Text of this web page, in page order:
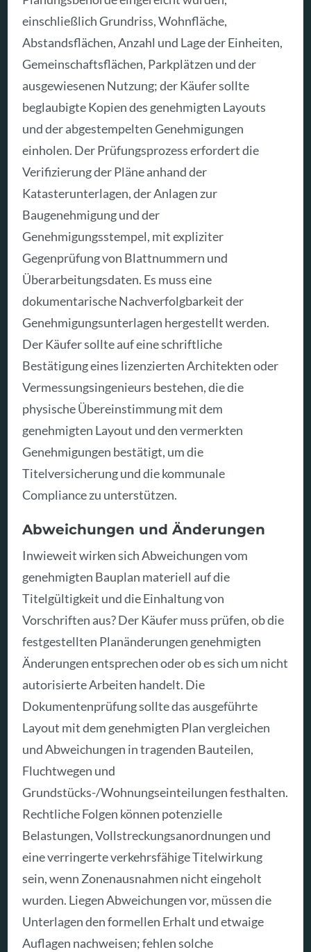
einschließlich Grundriss, Wohnfläche,
Abstandsflächen, Anzahl und Lage der Einheiten,
Gemeinschaftsflächen, Parkplätzen und der
ausgewiesenen Nutzung; der Käufer sollte
beglaubigte Kopien des genehmigten Layouts
und der abgestempelten Genehmigungen
einholen. Der Prüfungsprozess erfordert die
Verifizierung der Pläne anhand der
Katasterunterlagen, der Anlagen zur
Baugenehmigung und der
Genehmigungsstempel, mit expliziter
Gegenprüfung von Blattnummern und
Überarbeitungsdaten. Es muss eine
dokumentarische Nachverfolgbarkeit der
Genehmigungsunterlagen hergestellt werden.
Der Käufer sollte auf eine schriftliche
Bestätigung eines lizenzierten Architekten oder
Vermessungsingenieurs bestehen, die die
physische Übereinstimmung mit dem
genehmigten Layout und den vermerkten
Genehmigungen bestätigt, um die
Titelversicherung und die kommunale
Compliance zu unterstützen.
Abweichungen und Änderungen
Inwieweit wirken sich Abweichungen vom
genehmigten Bauplan materiell auf die
Titelgültigkeit und die Einhaltung von
Vorschriften aus? Der Käufer muss prüfen, ob die
festgestellten Planänderungen genehmigten
Änderungen entsprechen oder ob es sich um nicht
autorisierte Arbeiten handelt. Die
Dokumentenprüfung sollte das ausgeführte
Layout mit dem genehmigten Plan vergleichen
und Abweichungen in tragenden Bauteilen,
Fluchtwegen und
Grundstücks-/Wohnungseinteilungen festhalten.
Rechtliche Folgen können potenzielle
Belastungen, Vollstreckungsanordnungen und
eine verringerte verkehrsfähige Titelwirkung
sein, wenn Zonenausnahmen nicht eingeholt
wurden. Liegen Abweichungen vor, müssen die
Unterlagen den formellen Erhalt und etwaige
Auflagen nachweisen; fehlen solche